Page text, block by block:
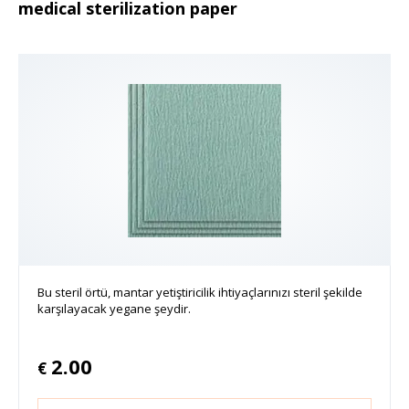
medical sterilization paper
Bu steril örtü, mantar yetiştiricilik ihtiyaçlarınızı steril şekilde
karşılayacak yegane şeydir.
€ 2.00